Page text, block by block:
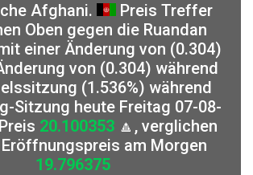
Afghani.
Preis Treffer
Oben gegen die Ruandan
einer Änderung von (0.304)
von (0.304) während
(1.536%) während
Sitzung heute Freitag 07-08-
20.100353🔼, verglichen
am Morgen
19.796375